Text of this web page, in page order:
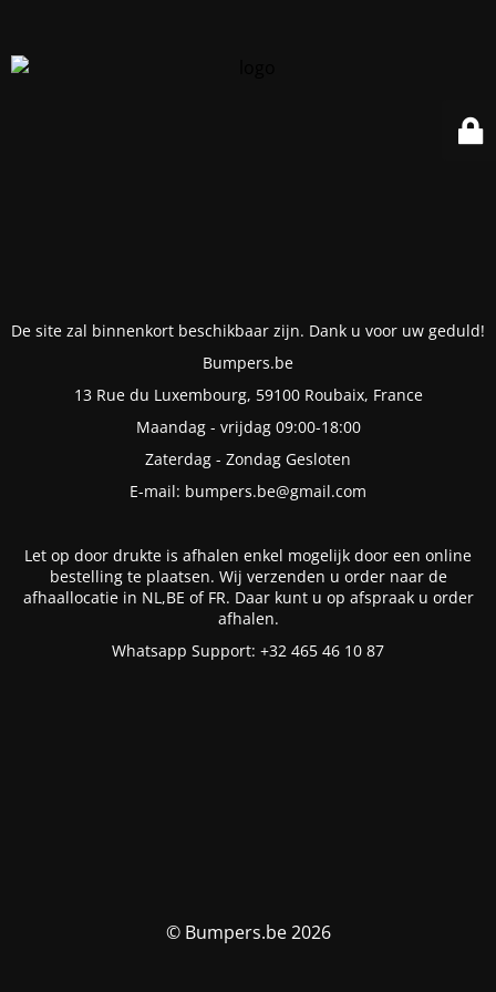
De site zal binnenkort beschikbaar zijn. Dank u voor uw geduld!
Bumpers.be
13 Rue du Luxembourg, 59100 Roubaix, France
Maandag - vrijdag 09:00-18:00
Zaterdag - Zondag Gesloten
E-mail: bumpers.be@gmail.com
Let op door drukte is afhalen enkel mogelijk door een online
bestelling te plaatsen. Wij verzenden u order naar de
afhaallocatie in NL,BE of FR. Daar kunt u op afspraak u order
afhalen.
Whatsapp Support: +32 465 46 10 87
© Bumpers.be 2026